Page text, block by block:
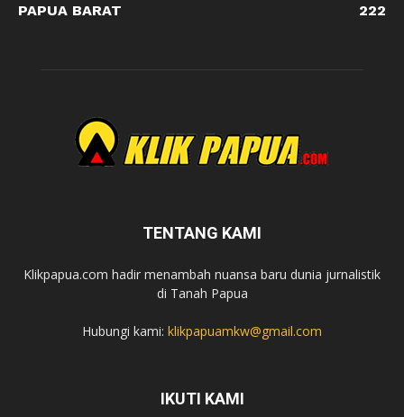
PAPUA BARAT
222
TENTANG KAMI
Klikpapua.com hadir menambah nuansa baru dunia jurnalistik
di Tanah Papua
Hubungi kami: klikpapuamkw@gmail.com
IKUTI KAMI